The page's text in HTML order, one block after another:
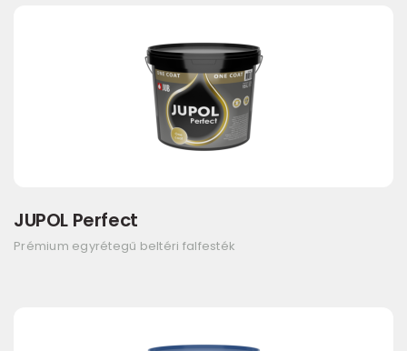
JUPOL Perfect
Prémium egyrétegű beltéri falfesték